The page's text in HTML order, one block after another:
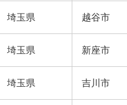
埼玉県 越谷市
埼玉県 新座市
埼玉県 吉川市